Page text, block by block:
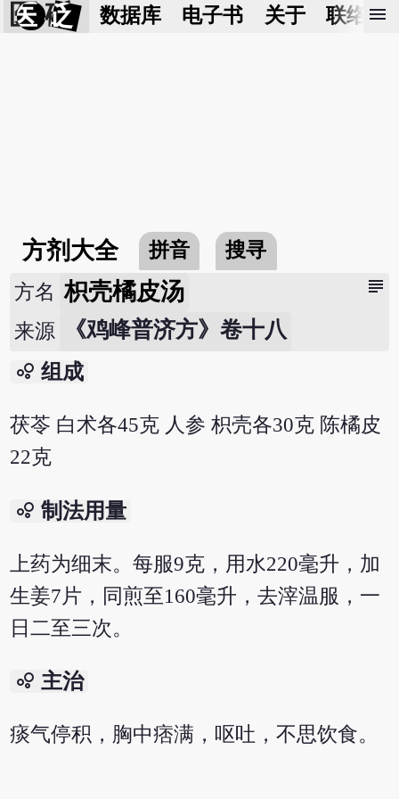
医 砭 数据库 电子书 关于 联络我
menu
方剂大全 拼音 搜寻
subject
方名 枳壳橘皮汤
来源 《鸡峰普济方》卷十八
bubble_chart 组成
茯苓 白术各45克 人参 枳壳各30克 陈橘皮
22克
bubble_chart 制法用量
上药为细末。每服9克，用水220毫升，加
生姜7片，同煎至160毫升，去滓温服，一
日二至三次。
bubble_chart 主治
痰气停积，胸中痞满，呕吐，不思饮食。